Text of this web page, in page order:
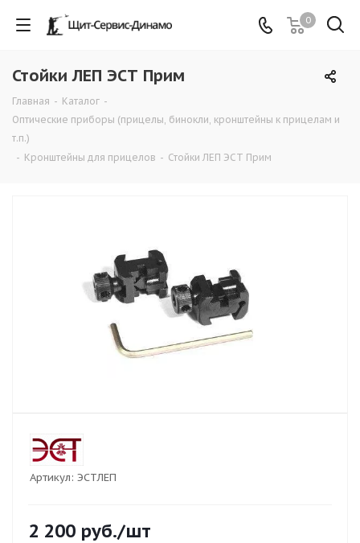
0
Стойки ЛЕП ЭСТ Прим
Главная - Каталог -
Оптические приборы (прицелы, бинокли, кронштейны к прицелам и
т.п.)
- Кронштейны для прицелов - Стойки ЛЕП ЭСТ Прим
Артикул: ЭСТЛЕП
2 200 руб./шт